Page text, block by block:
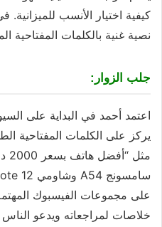
كيفية اختيار الأنسب
نصية غنية بالكلمات المفتاحية
جلب الزوار:
اعتمد أحمد في البداية على
على مجموعات الفيسبوك
خلاصات لمراجعاته ويدعو الناس